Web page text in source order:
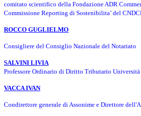
comitato scientifico della Fondazione ADR
Commissione Reporting di Sostenibilita’ del
ROCCO GUGLIELMO
Consigliere del Consiglio Nazionale del Notariato
SALVINI LIVIA
Professore Ordinario di Diritto Tributario
VACCAIVAN
Condirettore generale di Assonime e Direttore